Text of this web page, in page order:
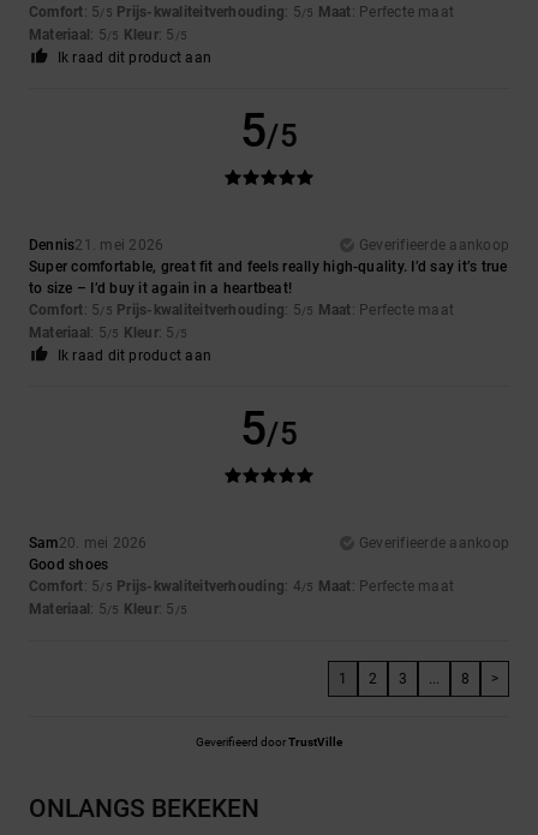
Comfort: 5/5 Prijs-kwaliteitverhouding: 5/5 Maat: Perfecte maat
Materiaal: 5/5 Kleur: 5 /5
Ik raad dit product aan
5/5
Dennis21. mei 2026
Geverifieerde aankoop
Super comfortable, great fit and feels really high-quality. I’d say it’s true
to size – I’d buy it again in a heartbeat!
Comfort: 5/5 Prijs-kwaliteitverhouding: 5/5 Maat: Perfecte maat
Materiaal: 5/5 Kleur: 5 /5
Ik raad dit product aan
5/5
Sam20. mei 2026
Geverifieerde aankoop
Good shoes
Comfort: 5/5 Prijs-kwaliteitverhouding: 4/5 Maat: Perfecte maat
Materiaal: 5/5 Kleur: 5 /5
1 2 3 8 >
Geverifieerd doorTrustVille
ONLANGS BEKEKEN